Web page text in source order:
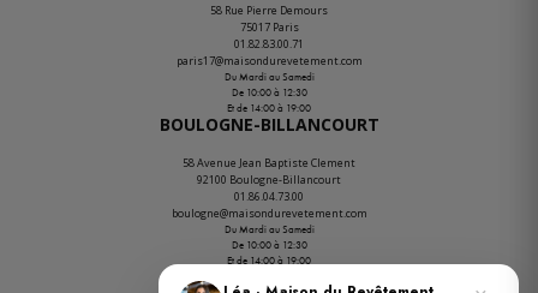
58 Rue Pierre Demours
75017 Paris
01.82.83.00.71
paris17@maisondurevetement.com
Du Mardi au Samedi
De 10:00 à 12:30
Et de 14:00 à 19:00
BOULOGNE-BILLANCOURT
58 Avenue Jean Baptiste Clement
92100 Boulogne-Billancourt
01.86.04.73.00
boulogne@maisondurevetement.com
Du Mardi au Samedi
De 10:00 à 12:30
Et de 14:00 à 19:00